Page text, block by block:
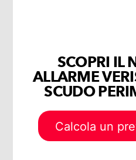
SCOPRI IL
ALLARME
SCUDO
Calcola un